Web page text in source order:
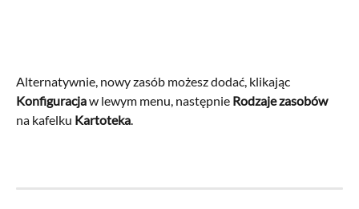
Alternatywnie, nowy zasób możesz dodać, klikając
Konfiguracja w lewym menu, następnie Rodzaje zasobów
na kafelku Kartoteka